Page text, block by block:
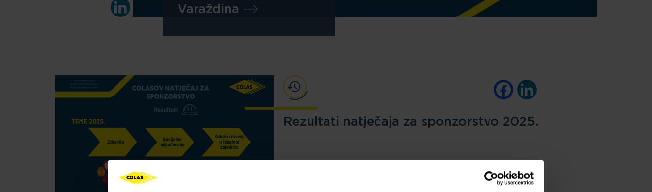
Varaždina
Facebook
Rezultati natječaja za sponzorstvo 2025.